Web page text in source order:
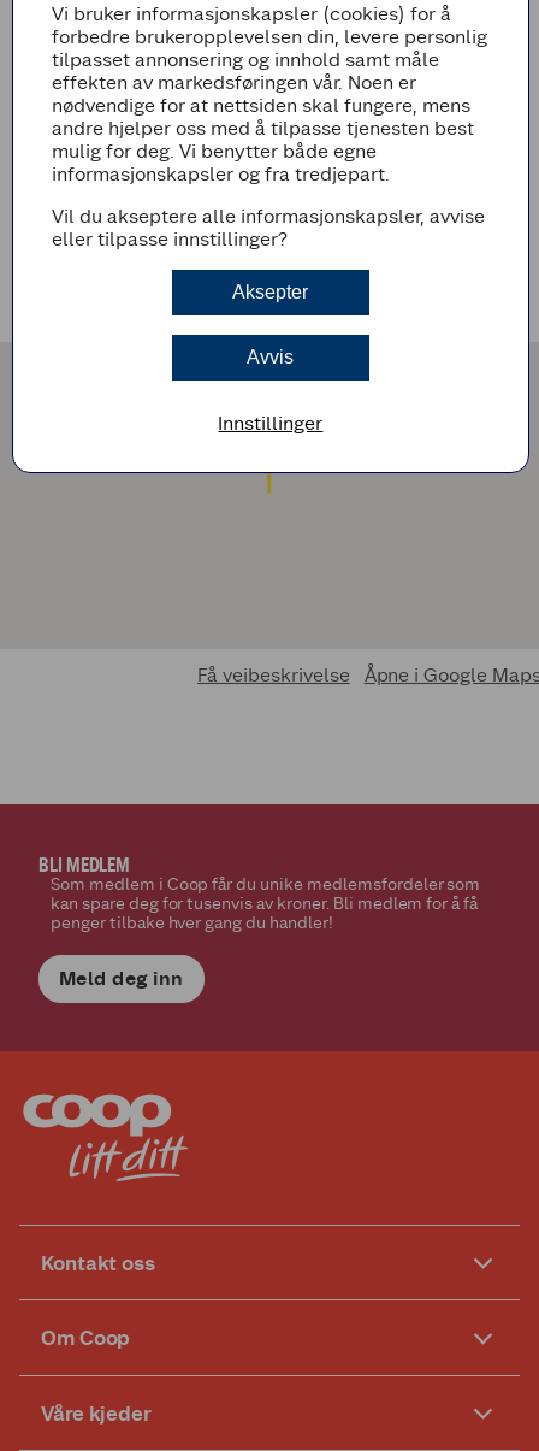
Fredag 07:00 - 23:00
Lørdag 07:00 - 23:00
AVVIKENDE ÅPNINGSTIDER
Det er ingen avvikende åpningstider i nærmeste fremtid
Få veibeskrivelse Åpne i Google
BLI MEDLEM
Som medlem i Coop får du unike medlemsfordeler som
kan spare deg for tusenvis av kroner. Bli medlem for å få
penger tilbake hver gang du handler!
Meld deg inn
Kontakt oss
Om Coop
Våre kjeder
Vi bruker informasjonskapsler (cookies) for å
forbedre brukeropplevelsen din, levere personlig
tilpasset annonsering og innhold samt måle
effekten av markedsføringen vår. Noen er
nødvendige for at nettsiden skal fungere, mens
andre hjelper oss med å tilpasse tjenesten best
mulig for deg. Vi benytter både egne
informasjonskapsler og fra tredjepart.
Vil du akseptere alle informasjonskapsler, avvise
eller tilpasse innstillinger?
Aksepter
Avvis
Innstillinger